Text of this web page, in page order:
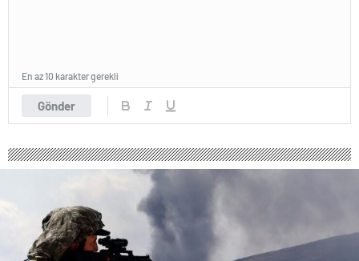
Gönder
En az 10 karakter gerekli